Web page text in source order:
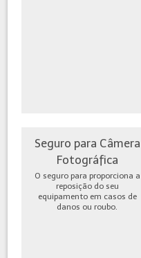
Seguro para Câmera
Fotográfica
O seguro para proporciona a
reposição do seu
equipamento em casos de
danos ou roubo.